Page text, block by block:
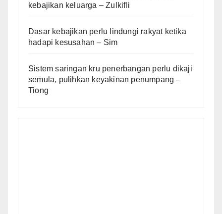
kebajikan keluarga – Zulkifli
Dasar kebajikan perlu lindungi rakyat ketika
hadapi kesusahan – Sim
Sistem saringan kru penerbangan perlu dikaji
semula, pulihkan keyakinan penumpang –
Tiong